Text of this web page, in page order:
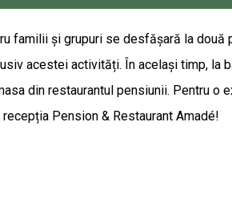
familii și grupuri se desfășară la
acestei activități. În același timp,
din restaurantul pensiunii. Pentru
Pension & Restaurant Amadé!